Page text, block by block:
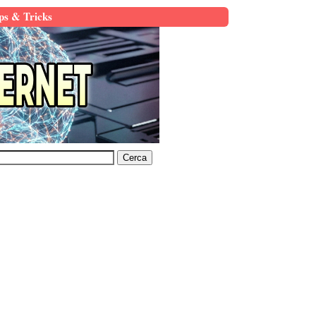
& Tricks